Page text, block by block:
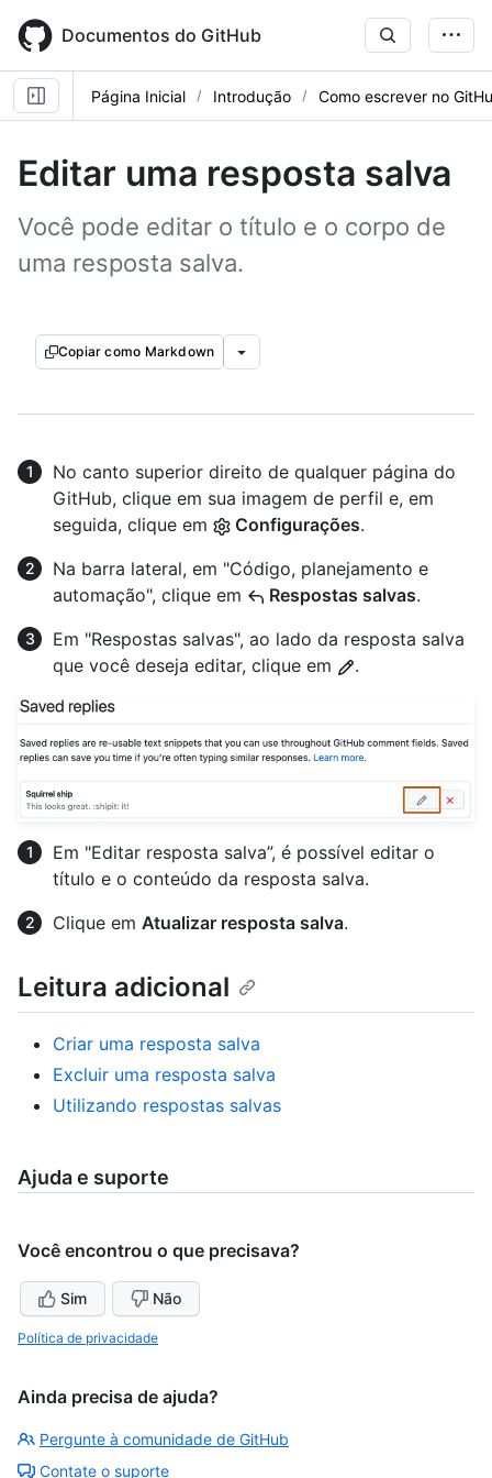
main
content
Documentos do GitHub
Página Inicial Introdução Como escrever no
Editar uma resposta salva
Você pode editar o título e o corpo de
uma resposta salva.
Copiar como Markdown
No canto superior direito de qualquer página do
GitHub, clique em sua imagem de perfil e, em
seguida, clique em
Configurações.
Na barra lateral, em "Código, planejamento e
automação", clique em
Respostas salvas.
Em "Respostas salvas", ao lado da resposta salva
que você deseja editar, clique em
.
Em "Editar resposta salva”, é possível editar o
título e o conteúdo da resposta salva.
Clique em Atualizar resposta salva.
Leitura adicional
Criar uma resposta salva
Excluir uma resposta salva
Utilizando respostas salvas
Ajuda e suporte
Você encontrou o que precisava?
Sim Não
Política de privacidade
Ainda precisa de ajuda?
Pergunte à comunidade de GitHub
Contate o suporte